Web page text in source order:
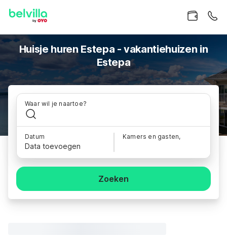
Huisje huren Estepa - vakantiehuizen in
Estepa
Waar wil je naartoe?
Datum
Data toevoegen
Kamers en gasten,
Zoeken